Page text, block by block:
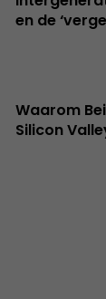
en de
Waarom
Silicon